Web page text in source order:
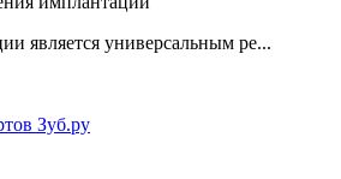
является универсальным ре...
Зуб.ру